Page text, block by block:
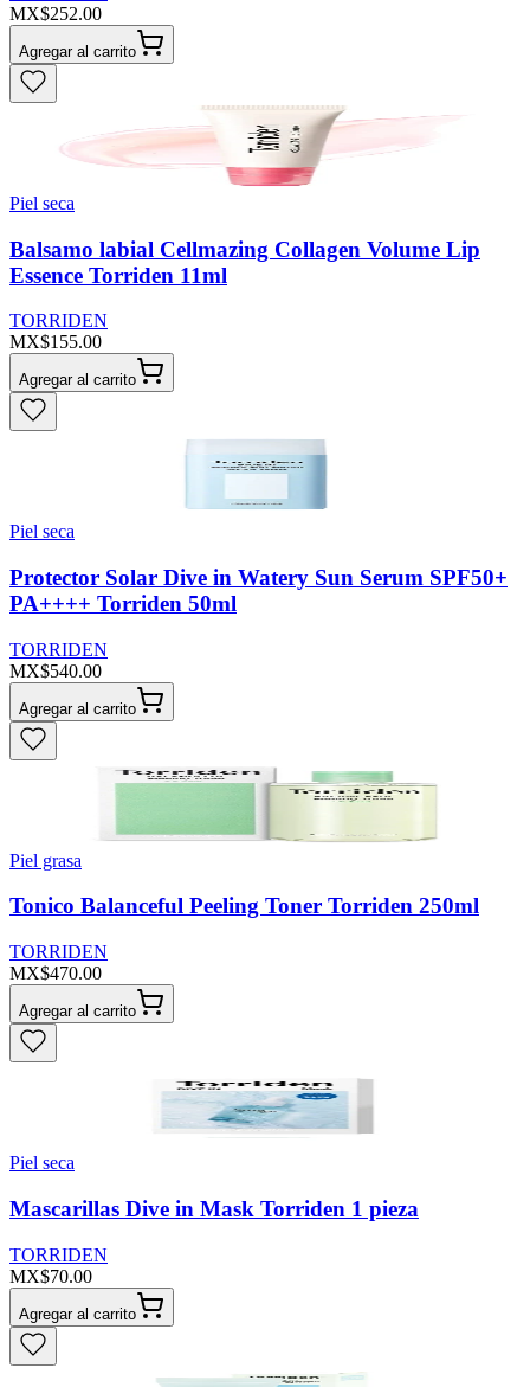
MX$252.00
Agregar al carrito
Piel seca
Balsamo labial Cellmazing Collagen Volume Lip
Essence Torriden 11ml
TORRIDEN
MX$155.00
Agregar al carrito
Piel seca
Protector Solar Dive in Watery Sun Serum SPF50+
PA++++ Torriden 50ml
TORRIDEN
MX$540.00
Agregar al carrito
Piel grasa
Tonico Balanceful Peeling Toner Torriden 250ml
TORRIDEN
MX$470.00
Agregar al carrito
Piel seca
Mascarillas Dive in Mask Torriden 1 pieza
TORRIDEN
MX$70.00
Agregar al carrito